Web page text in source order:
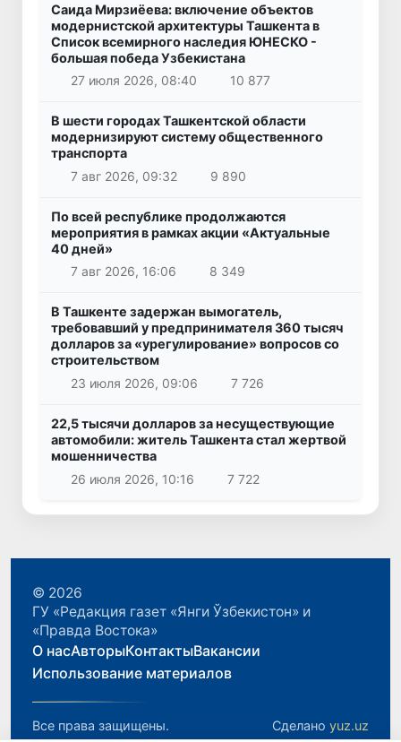
Саида Мирзиёева: включение объектов
модернистской архитектуры Ташкента в
Список всемирного наследия ЮНЕСКО -
большая победа Узбекистана
27 июля 2026, 08:40
10 877
В шести городах Ташкентской области
модернизируют систему общественного
транспорта
7 авг 2026, 09:32
9 890
По всей республике продолжаются
мероприятия в рамках акции «Актуальные
40 дней»
7 авг 2026, 16:06
8 349
В Ташкенте задержан вымогатель,
требовавший у предпринимателя 360 тысяч
долларов за «урегулирование» вопросов со
строительством
23 июля 2026, 09:06
7 726
22,5 тысячи долларов за несуществующие
автомобили: житель Ташкента стал жертвой
мошенничества
26 июля 2026, 10:16
7 722
© 2026
ГУ «Редакция газет «Янги Ўзбекистон» и
«Правда Востока»
О насАвторыКонтактыВакансии
Использование материалов
Все права защищены. Сделано yuz.uz